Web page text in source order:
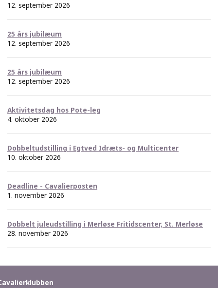
12. september 2026
25 års jubilæum
12. september 2026
25 års jubilæum
12. september 2026
Aktivitetsdag hos Pote-leg
4. oktober 2026
Dobbeltudstilling i Egtved Idræts- og Multicenter
10. oktober 2026
Deadline - Cavalierposten
1. november 2026
Dobbelt juleudstilling i Merløse Fritidscenter, St. Merløse
28. november 2026